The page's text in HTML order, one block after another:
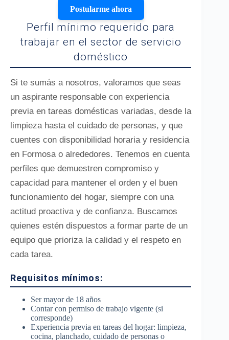
Postularme ahora
Perfil mínimo requerido para
trabajar en el sector de servicio
doméstico
Si te sumás a nosotros, valoramos que seas
un aspirante responsable con experiencia
previa en tareas domésticas variadas, desde la
limpieza hasta el cuidado de personas, y que
cuentes con disponibilidad horaria y residencia
en Formosa o alrededores. Tenemos en cuenta
perfiles que demuestren compromiso y
capacidad para mantener el orden y el buen
funcionamiento del hogar, siempre con una
actitud proactiva y de confianza. Buscamos
quienes estén dispuestos a formar parte de un
equipo que prioriza la calidad y el respeto en
cada tarea.
Requisitos mínimos:
Ser mayor de 18 años
Contar con permiso de trabajo vigente (si
corresponde)
Experiencia previa en tareas del hogar: limpieza,
cocina, planchado, cuidado de personas o